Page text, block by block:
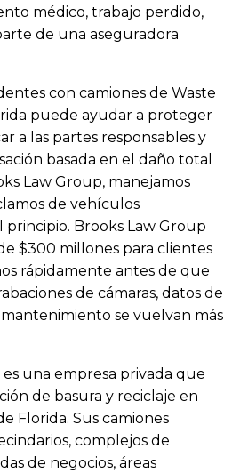
médico, trabajo perdido,
de una aseguradora
con camiones de Waste
puede ayudar a proteger
a las partes responsables y
basada en el daño total
Law Group, manejamos
de vehículos
principio. Brooks Law Group
$300 millones para clientes
rápidamente antes de que
de cámaras, datos de
se vuelvan más
una empresa privada que
de basura y reciclaje en
Florida. Sus camiones
complejos de
de negocios, áreas